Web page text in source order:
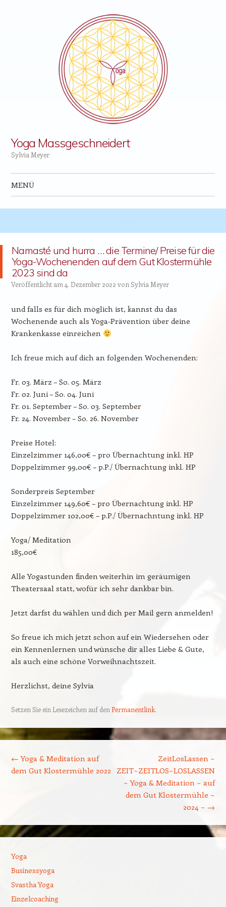
Yoga Massgeschneidert
Sylvia Meyer
MENÜ
Namasté und hurra … die Termine/ Preise für die
Yoga-Wochenenden auf dem Gut Klostermühle
2023 sind da
Veröffentlicht am 4. Dezember 2022 von Sylvia Meyer
und falls es für dich möglich ist, kannst du das
Wochenende auch als Yoga-Prävention über deine
Krankenkasse einreichen
Ich freue mich auf dich an folgenden Wochenenden:
Fr. 03. März – So. 05. März
Fr. 02. Juni – So. 04. Juni
Fr. 01. September – So. 03. September
Fr. 24. November – So. 26. November
Preise Hotel:
Einzelzimmer 146,00€ – pro Übernachtung inkl. HP
Doppelzimmer 99,00€ – p.P./ Übernachtung inkl. HP
Sonderpreis September
Einzelzimmer 149,60€ – pro Übernachtung inkl. HP
Doppelzimmer 102,00€ – p.P./ Übernachntung inkl. HP
Yoga/ Meditation
185,00€
Alle Yogastunden finden weiterhin im geräumigen
Theatersaal statt, wofür ich sehr dankbar bin.
Jetzt darfst du wählen und dich per Mail gern anmelden!
So freue ich mich jetzt schon auf ein Wiedersehen oder
ein Kennenlernen und wünsche dir alles Liebe & Gute,
als auch eine schöne Vorweihnachtszeit.
Herzlichst, deine Sylvia
Setzen Sie ein Lesezeichen auf den Permanentlink.
← Yoga & Meditation auf
dem Gut Klostermühle 2022
ZeitLosLassen ~
ZEIT~ZEITLOS~LOSLASSEN
~ Yoga & Meditation ~ auf
dem Gut Klostermühle ~
2024 ~ →
Yoga
Businessyoga
Svastha Yoga
Einzelcoaching